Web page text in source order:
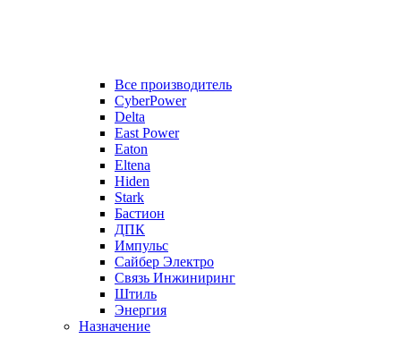
Все производитель
CyberPower
Delta
East Power
Eaton
Eltena
Hiden
Stark
Бастион
ДПК
Импульс
Сайбер Электро
Связь Инжиниринг
Штиль
Энергия
Назначение